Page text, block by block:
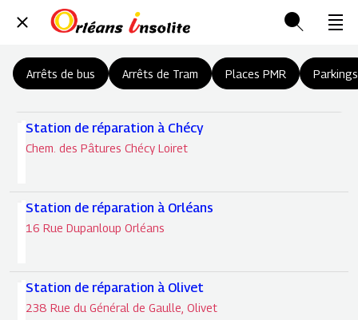
Arrêts de bus Arrêts de Tram Places PMR Parkings
Station de réparation à Chécy
Chem. des Pâtures Chécy Loiret
Station de réparation à Orléans
16 Rue Dupanloup Orléans
Station de réparation à Olivet
238 Rue du Général de Gaulle, Olivet